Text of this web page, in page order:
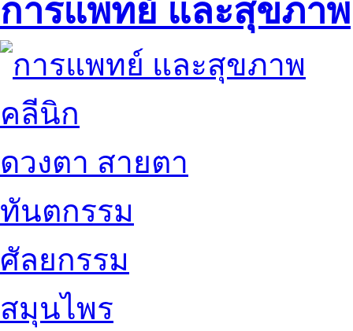
การแพทย์ และสุขภาพ
คลีนิก
ดวงตา สายตา
ทันตกรรม
ศัลยกรรม
สมุนไพร